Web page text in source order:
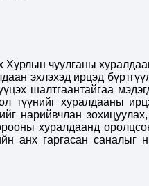
чуулганы
эхлэхэд ирцэд
шалтгаантайгаа
түүнийг хуралдааны
нарийвчлан
хуралдаанд
анх гаргасан саналыг